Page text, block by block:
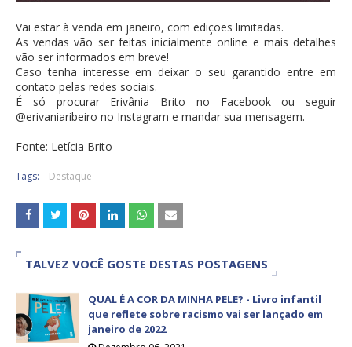
Vai estar à venda em janeiro, com edições limitadas.
As vendas vão ser feitas inicialmente online e mais detalhes
vão ser informados em breve!
Caso tenha interesse em deixar o seu garantido entre em
contato pelas redes sociais.
É só procurar Erivânia Brito no Facebook ou seguir
@erivaniaribeiro no Instagram e mandar sua mensagem.
Fonte: Letícia Brito
Tags: Destaque
TALVEZ VOCÊ GOSTE DESTAS POSTAGENS
QUAL É A COR DA MINHA PELE? - Livro infantil
que reflete sobre racismo vai ser lançado em
janeiro de 2022